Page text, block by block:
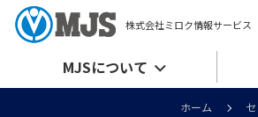
株式会社ミロク情報サービス
MJSについて
ホーム